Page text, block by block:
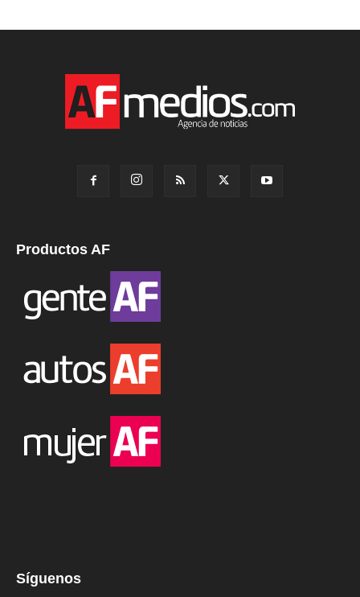
Productos AF
Síguenos